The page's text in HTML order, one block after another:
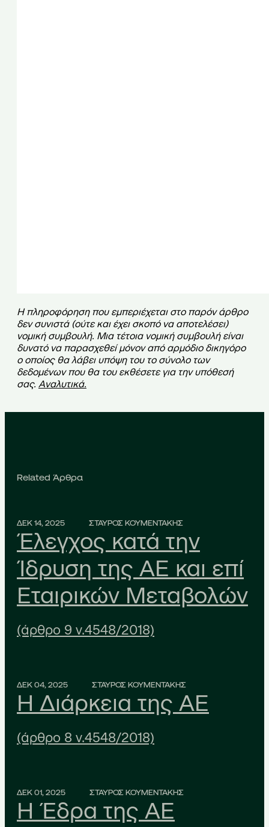
Η πληροφόρηση που εμπεριέχεται στο παρόν άρθρο
δεν συνιστά (ούτε και έχει σκοπό να αποτελέσει)
νομική συμβουλή. Μια τέτοια νομική συμβουλή είναι
δυνατό να παρασχεθεί μόνον από αρμόδιο δικηγόρο
ο οποίος θα λάβει υπόψη του το σύνολο των
δεδομένων που θα του εκθέσετε για την υπόθεσή
σας. Αναλυτικά.
Related Άρθρα
ΔΕΚ 14, 2025 ΣΤΑΥΡΟΣ ΚΟΥΜΕΝΤΑΚΗΣ
Έλεγχος κατά την
Ίδρυση της ΑΕ και επί
Εταιρικών Μεταβολών
(άρθρο 9 ν.4548/2018)
ΔΕΚ 04, 2025 ΣΤΑΥΡΟΣ ΚΟΥΜΕΝΤΑΚΗΣ
Η Διάρκεια της ΑΕ
(άρθρο 8 ν.4548/2018)
ΔΕΚ 01, 2025 ΣΤΑΥΡΟΣ ΚΟΥΜΕΝΤΑΚΗΣ
Η Έδρα της ΑΕ